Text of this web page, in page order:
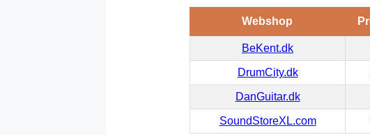
Webshop
BeKent.dk
DrumCity.dk
DanGuitar.dk
SoundStoreXL.com